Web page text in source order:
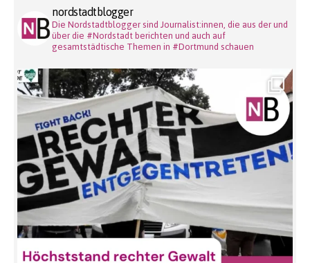
nordstadtblogger
Die Nordstadtblogger sind Journalist:innen, die aus der und
über die #Nordstadt berichten und auch auf
gesamtstädtische Themen in #Dortmund schauen